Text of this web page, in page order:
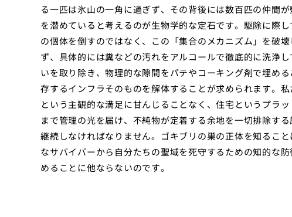
る一匹は氷山の一角に過ぎず、その背後には数百匹の仲間
を潜めていると考えるのが生物学的な定石です。駆除に際
の個体を倒すのではなく、この「集合のメカニズム」を破
ず、具体的には糞などの汚れをアルコールで徹底的に洗浄
いを取り除き、物理的な隙間をパテやコーキング剤で埋め
存するインフラそのものを解体することが求められます。
という主観的な満足に甘んじることなく、住宅というプラ
まで管理の光を届け、不純物が定着する余地を一切排除す
継続しなければなりません。ゴキブリの巣の正体を知るこ
なサバイバーから自分たちの聖域を死守するための知的な
めることに他ならないのです。